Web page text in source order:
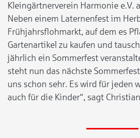
Kleingärtnerverein Harmonie e.V.
Neben einem Laternenfest im
Frühjahrsflohmarkt, auf dem es
Gartenartikel zu kaufen und
jährlich ein Sommerfest
steht nun das nächste
uns schon sehr. Es wird für jeden
auch für die Kinder“, sagt